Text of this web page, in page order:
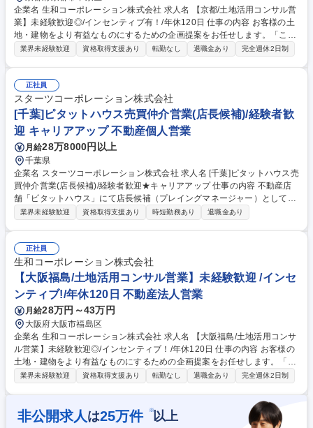
企業名 生和コーポレーション株式会社 求人名 【京都/土地活用コンサル営
業】未経験歓迎◎/インセンティブ有！/年休120日 仕事の内容 お客様の土
地・建物をより有益なものにするための企画提案をお任せします。「この
土地にどんな建物があればより魅力的」かを想像し、最善の活用方法を提
イル】 （1）地図情報等をもとに、土地を所有しているオーナー様へご訪
問 （2）オーナー様から資産状況・資金・経営の計画をヒアリング （3）
定期的な接点で信頼関係を構築し、お悩みに沿ったプランをご提案 （4）
契約締結後は、建築・設計の専門部署へ引継ぎサポート 募集職種 【京都/
土地活用コンサル営業】未経験歓迎◎/インセンティブ有！/年休120日
業界未経験歓迎 資格取得支援あり 転勤なし 退職金あり 完全週休2日制
正社員
スターツコーポレーション株式会社
[千葉]ピタットハウス売買仲介営業(店長候補)/経験者歓
迎 キャリアアップ 不動産個人営業
月給28万8000円以上
千葉県
企業名 スターツコーポレーション株式会社 求人名 [千葉]ピタットハウス売
買仲介営業(店長候補)/経験者歓迎★キャリアアップ 仕事の内容 不動産店
舗「ピタットハウス」にて店長候補（プレイングマネージャー）として売
買仲介営業をご担当頂きます。培われてきたご経験をベースにマネジメン
ーンを中心とした資金計画の提案、契約から引き渡しに至るまでのサポー
ト業務全般を担当いただきます。 【キャリア】店長やエリア長への昇格は
もちろん、スターツグループ各社への異動も可能なため、多彩なキャリア
を形成できます 募集職種 [千葉]ピタットハウス売買仲介営業(店長候補)/経
験者歓迎★キャリアアップ
業界未経験歓迎 資格取得支援あり 時短勤務あり 退職金あり
正社員
生和コーポレーション株式会社
【大阪福島/土地活用コンサル営業】未経験歓迎 /インセ
ンティブ!/年休120日 不動産法人営業
月給28万円～43万円
大阪府大阪市福島区
企業名 生和コーポレーション株式会社 求人名 【大阪福島/土地活用コンサ
ル営業】未経験歓迎◎/インセンティブ！/年休120日 仕事の内容 お客様の
土地・建物をより有益なものにするための企画提案をお任せします。「こ
の土地にどんな建物があればより魅力的」かを想像し、最善の活用方法を
長】立地、オーナー、入居様ニーズを踏まえた建築提案が可能 【営業スタ
イル】 （1）地図情報等をもとに、土地を所有しているオーナー様へご訪
問 （2）オーナー様から資産状況・資金・経営の計画をヒアリング （3）
業界未経験歓迎 資格取得支援あり 転勤なし 退職金あり 完全週休2日制
非公開求人 は25万件 ※以上